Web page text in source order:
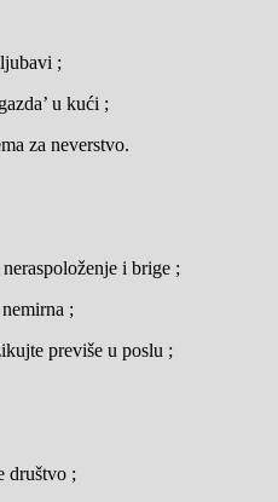
;
u kući ;
za neverstvo.
i brige ;
;
previše u poslu ;
društvo ;